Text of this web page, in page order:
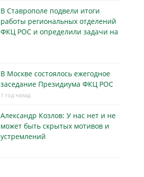
В Ставрополе подвели итоги
работы региональных отделений
ФКЦ РОС и определили задачи на
В Москве состоялось ежегодное
заседание Президиума ФКЦ РОС
1 год назад
Александр Козлов: У нас нет и не
может быть скрытых мотивов и
устремлений